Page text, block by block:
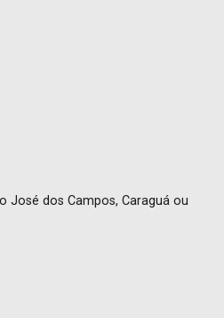
José dos Campos, Caraguá ou